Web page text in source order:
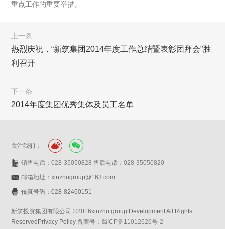
重点工作的重要举措。
上一条
热烈庆祝，“新筑集团2014年度工作总结暨表彰团拜会”胜
利召开
下一条
2014年度集团优秀集体及员工名单
关注我们：
销售电话：028-35050828 售后电话：028-35050820
邮箱地址：xinzhugroup@163.com
传真号码：028-82460151
新筑投资集团有限公司 ©2016xinzhu group Development All Rights
ReservedPrivacy Policy备案号：蜀ICP备11012626号-2